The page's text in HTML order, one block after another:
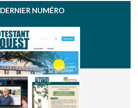
DERNIER NUMÉRO